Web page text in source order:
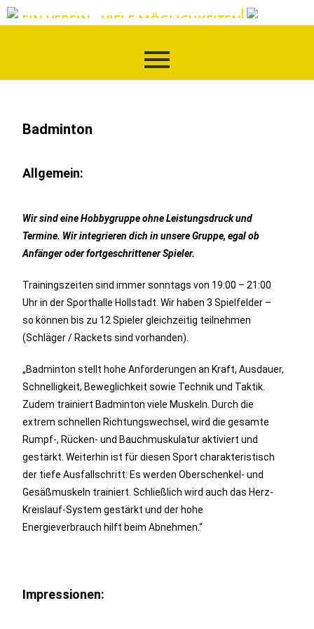
EIN VEREIN - VIELE MÖGLICHKEITEN
Badminton
Allgemein:
Wir sind eine Hobbygruppe ohne Leistungsdruck und
Termine. Wir integrieren dich in unsere Gruppe, egal ob
Anfänger oder fortgeschrittener Spieler.
Trainingszeiten sind immer sonntags von 19:00 – 21:00
Uhr in der Sporthalle Hollstadt.Wir haben 3 Spielfelder –
so können bis zu 12 Spieler gleichzeitig teilnehmen
(Schläger / Rackets sind vorhanden).
„Badminton stellt hohe Anforderungen an Kraft, Ausdauer,
Schnelligkeit, Beweglichkeit sowie Technik und Taktik.
Zudem trainiert Badminton viele Muskeln. Durch die
extrem schnellen Richtungswechsel, wird die gesamte
Rumpf-, Rücken- und Bauchmuskulatur aktiviert und
gestärkt. Weiterhin ist für diesen Sport charakteristisch
der tiefe Ausfallschritt: Es werden Oberschenkel- und
Gesäßmuskeln trainiert. Schließlich wird auch das Herz-
Kreislauf-System gestärkt und der hohe
Energieverbrauch hilft beim Abnehmen.“
Impressionen: